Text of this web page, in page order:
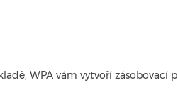
WPA vám vytvoří zásobovací